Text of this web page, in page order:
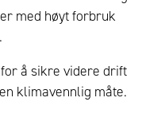
med høyt forbruk
å sikre videre drift
klimavennlig måte.